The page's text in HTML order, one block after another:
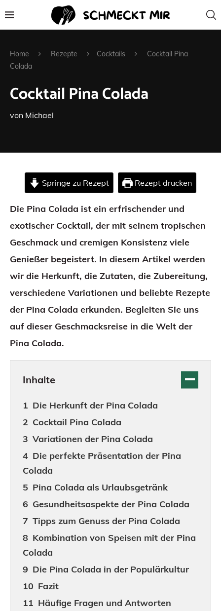
Home Rezepte Cocktails
Cocktail Pina
Colada
Cocktail Pina Colada
von Michael
Springe zu Rezept Rezept drucken
Die Pina Colada ist ein erfrischender und
exotischer Cocktail, der mit seinem tropischen
Geschmack und cremigen Konsistenz viele
Genießer begeistert. In diesem Artikel werden
wir die Herkunft, die Zutaten, die Zubereitung,
verschiedene Variationen und beliebte Rezepte
der Pina Colada erkunden. Begleiten Sie uns
auf dieser Geschmacksreise in die Welt der
Pina Colada.
Inhalte
Die Herkunft der Pina Colada
Cocktail Pina Colada
Variationen der Pina Colada
Die perfekte Präsentation der Pina
Colada
Pina Colada als Urlaubsgetränk
Gesundheitsaspekte der Pina Colada
Tipps zum Genuss der Pina Colada
Kombination von Speisen mit der Pina
Colada
Die Pina Colada in der Populärkultur
Fazit
Häufige Fragen und Antworten